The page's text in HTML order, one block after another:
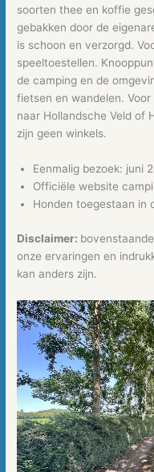
soorten thee en koffie
gebakken door de
is schoon en verzorgd.
speeltoestellen.
de camping en de
fietsen en wandelen.
naar Hollandsche Veld of
zijn geen winkels.
Eenmalig bezoek: juni
Officiële website
Honden toegestaan in
Disclaimer:
onze ervaringen en
kan anders zijn.